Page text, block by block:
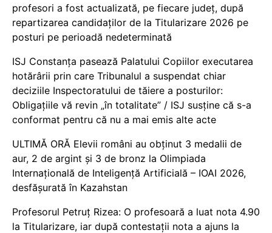
profesori a fost actualizată, pe fiecare județ, după
repartizarea candidaților de la Titularizare 2026 pe
posturi pe perioadă nedeterminată
ISJ Constanța pasează Palatului Copiilor executarea
hotărârii prin care Tribunalul a suspendat chiar
deciziile Inspectoratului de tăiere a posturilor:
Obligațiile vă revin „în totalitate” / ISJ susține că s-a
conformat pentru că nu a mai emis alte acte
ULTIMĂ ORĂ Elevii români au obținut 3 medalii de
aur, 2 de argint și 3 de bronz la Olimpiada
Internațională de Inteligență Artificială – IOAI 2026,
desfășurată în Kazahstan
Profesorul Petruț Rizea: O profesoară a luat nota 4.90
la Titularizare, iar după contestații nota a ajuns la